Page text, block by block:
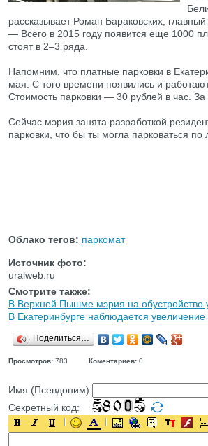
рассказывает Роман Бараковских,
— Всего в 2015 году появится еще 1000
стоят в 2–3 ряда.
Напомним, что платные парковки в
мая. С того времени появились и
Стоимость парковки — 30 рублей в час.
Сейчас мэрия занята разработкой
парковки, что бы ты могла парковаться
Облако тегов: паркомат
Источник фото:
uralweb.ru
Смотрите также:
В Верхней Пышме мэрия на обустройство
В Екатеринбурге наблюдается
Поделиться…
Просмотров: 783 Коментариев: 0
Имя (Псевдоним):
Секретный код: